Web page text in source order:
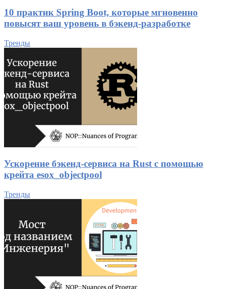
10 практик Spring Boot, которые мгновенно
повысят ваш уровень в бэкенд-разработке
Тренды
Ускорение бэкенд-сервиса на Rust с помощью
крейта esox_objectpool
Тренды